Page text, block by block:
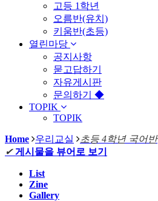
고등 1학년
오름반(유치)
키움반(초등)
열린마당
공지사항
묻고답하기
자유게시판
문의하기 ◆
TOPIK
TOPIK
Home 우리교실
초등 4학년 국어반
✔ 게시물을 뷰어로 보기
List
Zine
Gallery